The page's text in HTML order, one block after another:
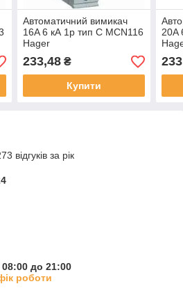
Автоматичний вимикач
16A 6 кА 1р тип C MCN116
Hager
233,48₴
Купити
20A
відгуків за рік
до 21:00
роботи